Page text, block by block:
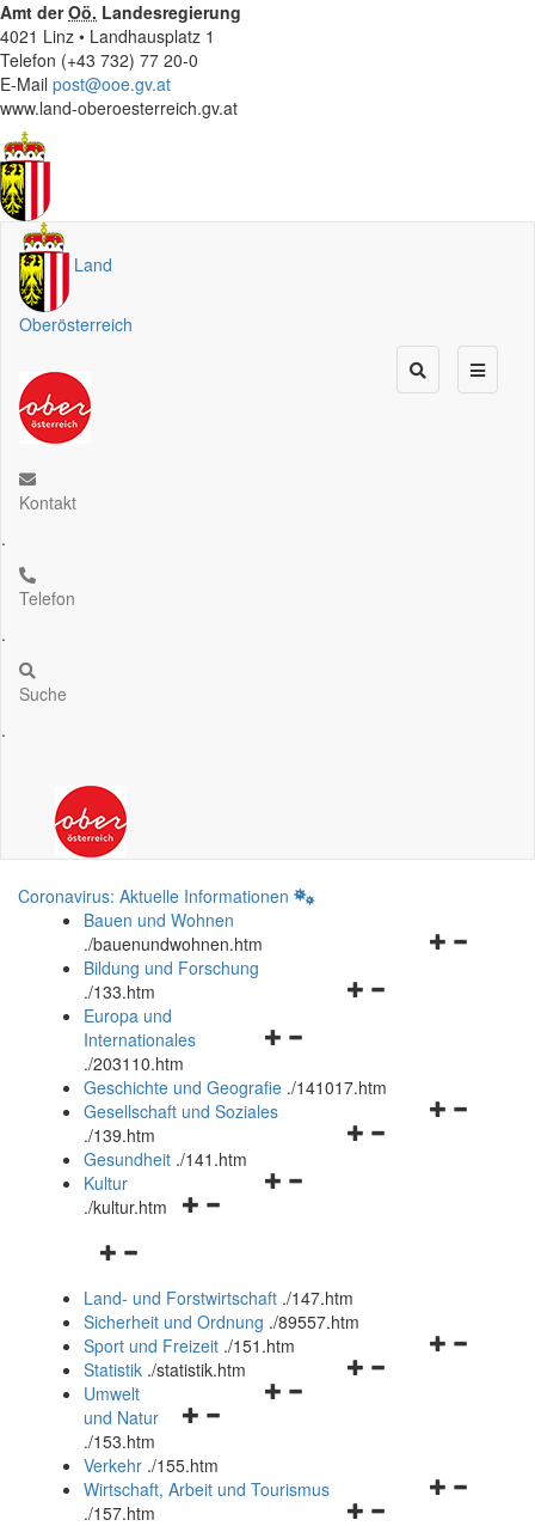
Amt derOö. Landesregierung
4021 Linz • Landhausplatz 1
Telefon (+43 732) 77 20-0
E-Mail post@ooe.gv.at
www.land-oberoesterreich.gv.at
Land
Oberösterreich
Kontakt
.
Telefon
.
Suche
.
Coronavirus: Aktuelle Informationen
Bauen und Wohnen
./bauenundwohnen.htm
Navigationsmenü
Bildung und Forschung
./133.htm
Navigationsmenü
und
schließen
Europa und
Internationales
./203110.htm
Geschichte und Geografie ./141017.htm
Navigationsmenü
Gesellschaft und Soziales
./139.htm
Navigationsmenü
Gesundheit ./141.htm
Navigationsmenü
Kultur
./kultur.htm
Navigationsmenü
und
schließen
Land- und Forstwirtschaft ./147.htm
Sicherheit und Ordnung ./89557.htm
Navigationsmenü
Sport und Freizeit ./151.htm
Navigationsmenü
Statistik ./statistik.htm
Navigationsmenü
und
schließen
Umwelt
und Natur
./153.htm
Verkehr ./155.htm
Navigationsmenü
Wirtschaft, Arbeit und Tourismus
./157.htm